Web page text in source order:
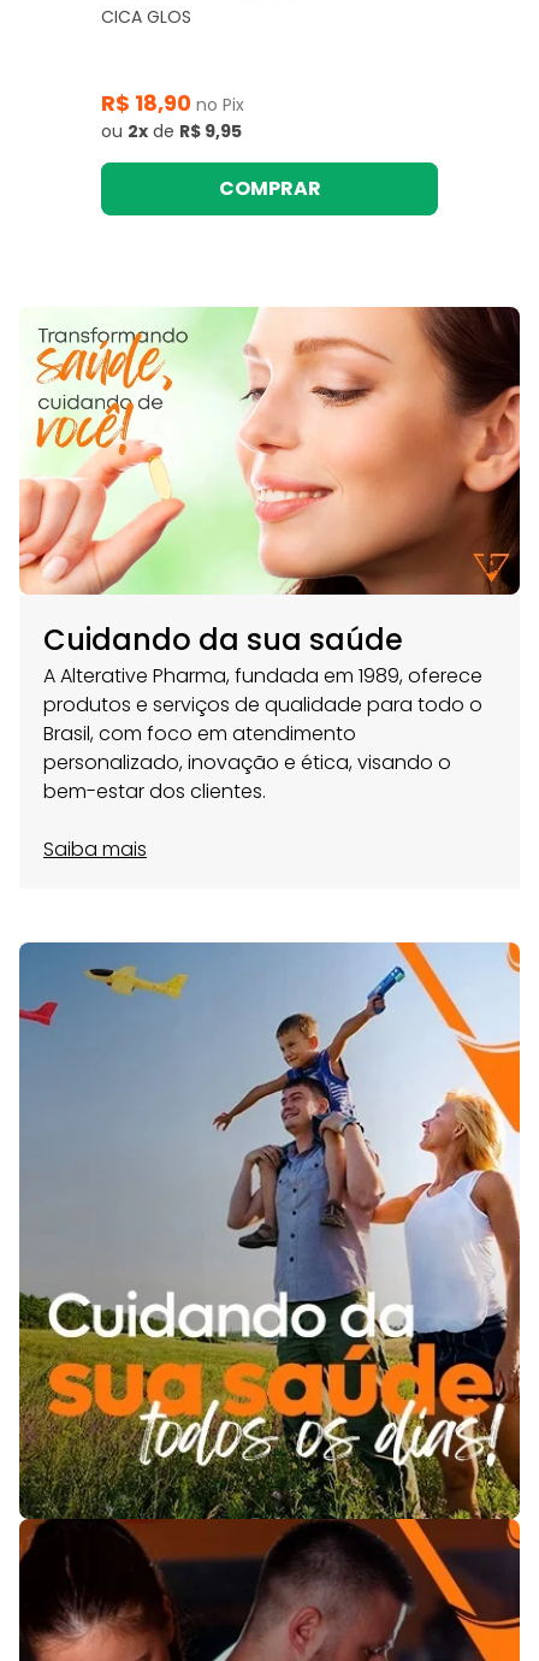
CICA GLOS
R$ 18,90 no Pix
ou 2x de R$ 9,95
COMPRAR
Cuidando da sua saúde
A Alterative Pharma, fundada em 1989, oferece
produtos e serviços de qualidade para todo o
Brasil, com foco em atendimento
personalizado, inovação e ética, visando o
bem-estar dos clientes.
Saiba mais